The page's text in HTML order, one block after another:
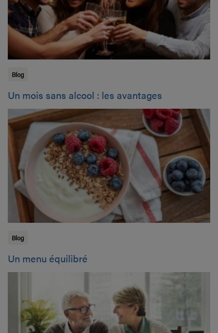
Blog
Un mois sans alcool : les avantages
Blog
Un menu équilibré